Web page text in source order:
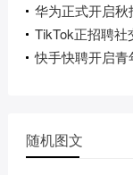
华为正式开启
TikTok正招聘
快手快聘开启青
随机图文